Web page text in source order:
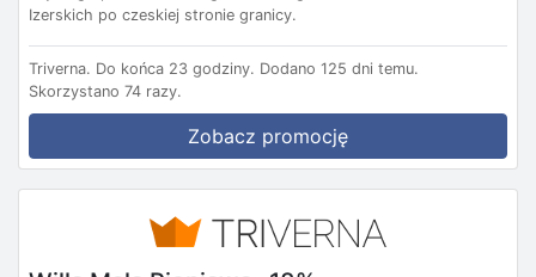
Izerskich po czeskiej stronie granicy.
Triverna. Do końca 23 godziny. Dodano 125 dni temu.
Skorzystano 74 razy.
Zobacz promocję